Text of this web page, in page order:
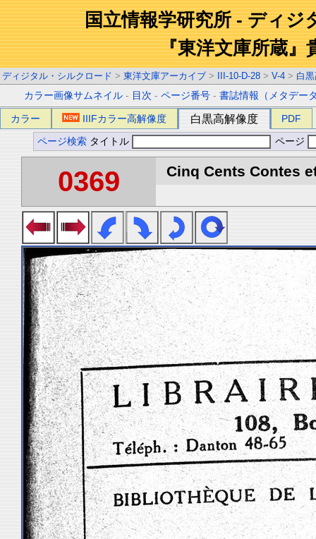
国立情報学研究所 - ディジ
『東洋文庫所蔵』
ディジタル・シルクロード > 東洋文庫アーカイブ > III-10-D-28 > V-4 > 白
カラー画像サムネイル - 目次 -ページ番号 -書誌情報（メタデー
カラー IIIFカラー高解像度 白黒高解像度 PDF
ページ検索 タイトル ページ
0369 Cinq Cents Contes